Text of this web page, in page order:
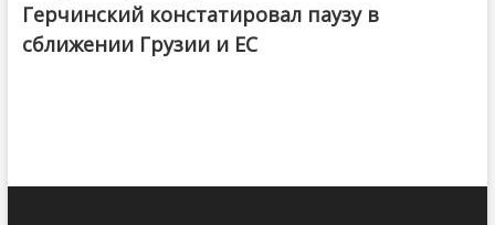
Герчинский констатировал паузу в
сближении Грузии и ЕС